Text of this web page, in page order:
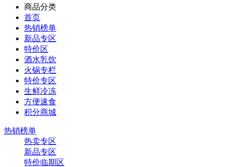
商品分类
首页
热销榜单
新品专区
特价区
酒水乳饮
火锅专栏
特价专区
生鲜冷冻
方便速食
积分商城
热销榜单
热卖专区
新品专区
特价临期区